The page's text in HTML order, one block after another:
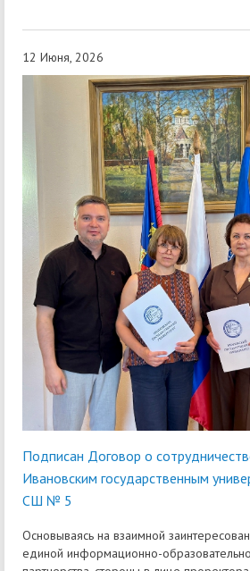
12 Июня, 2026
Подписан Договор о
Ивановским государственным
СШ № 5
Основываясь на взаимной
единой информационно-